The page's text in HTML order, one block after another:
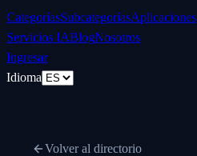
CategoríasSubcategoríasAplicaciones
Servicios IABlogNosotros
Ingresar
Idioma
Volver al directorio